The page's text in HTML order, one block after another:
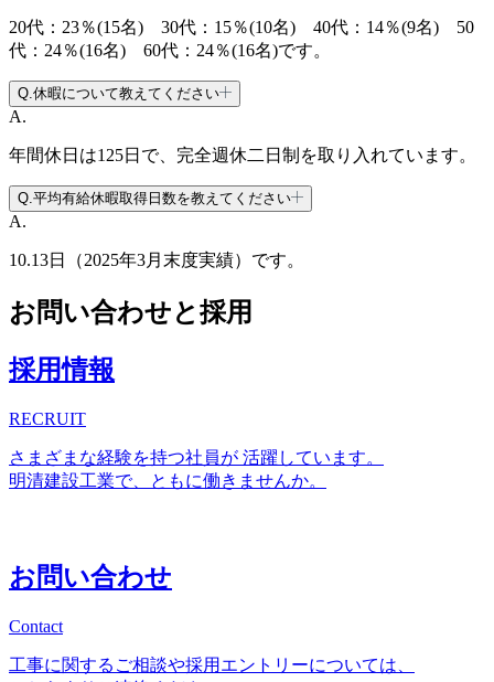
20代：23％(15名) 30代：15％(10名) 40代：14％(9名) 50
代：24％(16名) 60代：24％(16名)です。
Q.休暇について教えてください
A.
年間休日は125日で、完全週休二日制を取り入れています。
Q.平均有給休暇取得日数を教えてください
A.
10.13日（2025年3月末度実績）です。
お問い合わせと採用
採用情報
RECRUIT
さまざまな経験を持つ社員が 活躍しています。
明清建設工業で、ともに働きませんか。
お問い合わせ
Contact
工事に関するご相談や採用エントリーについては、